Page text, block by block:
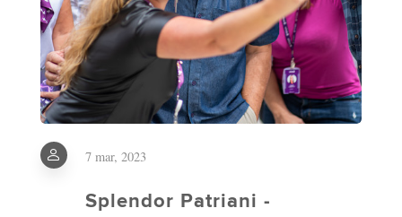
7 mar, 2023
Splendor Patriani -